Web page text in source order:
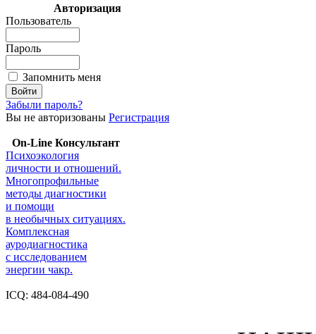
Авторизация
Пользователь
Пароль
Запомнить меня
Забыли пароль?
Вы не авторизованы Регистрация
On-Line Консультант
Психоэкология
личности и отношений.
Многопрофильные
методы диагностики
и помощи
в необычных ситуациях.
Комплексная
ауродиагностика
с исследованием
энергии чакр.
ICQ: 484-084-490